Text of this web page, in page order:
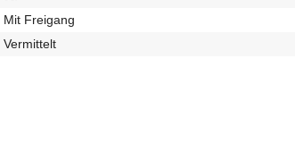
Mit Freigang
Vermittelt